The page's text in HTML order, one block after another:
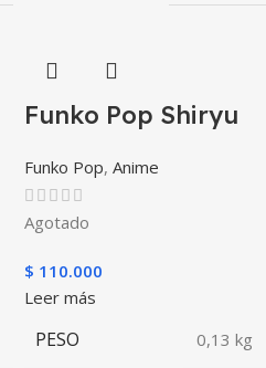
Funko Pop Shiryu
Funko Pop, Anime
Agotado
$ 110.000
Leer más
PESO 0,13 kg